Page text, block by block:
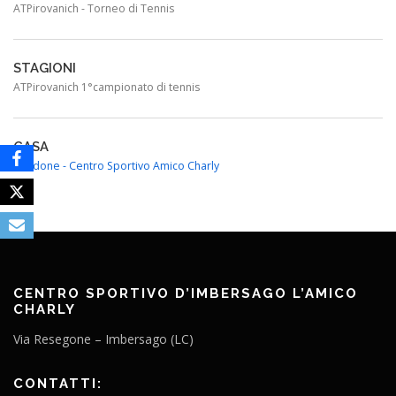
ATPirovanich - Torneo di Tennis
STAGIONI
ATPirovanich 1°campionato di tennis
CASA
Tendone - Centro Sportivo Amico Charly
CENTRO SPORTIVO D’IMBERSAGO L’AMICO
CHARLY
Via Resegone – Imbersago (LC)
CONTATTI: